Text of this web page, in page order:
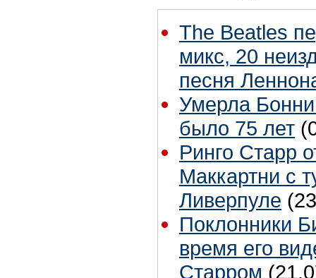
The Beatles
микс, 20
песня
Умерла
было 75 лет
Ринго Старр
Маккартни с
Ливерпуле
Поклонники
время его
Старром